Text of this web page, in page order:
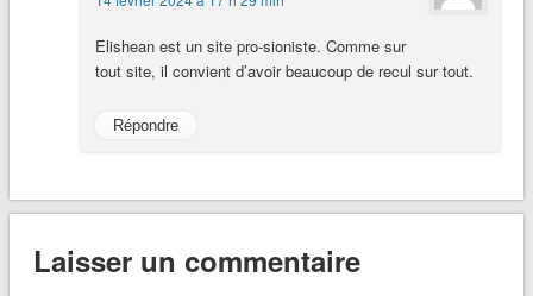
Elishean est un site pro-sioniste. Comme sur
tout site, il convient d’avoir beaucoup de recul sur tout.
Répondre
Laisser un commentaire